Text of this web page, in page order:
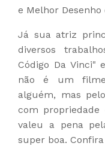
e Melhor Desenho
Já sua atriz
diversos
Código Da Vinci"
não é um
alguém, mas
com propriedade
valeu a pena
super boa.